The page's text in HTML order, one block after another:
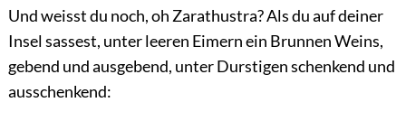
Und weisst du noch, oh Zarathustra? Als du auf deiner
Insel sassest, unter leeren Eimern ein Brunnen Weins,
gebend und ausgebend, unter Durstigen schenkend und
ausschenkend: